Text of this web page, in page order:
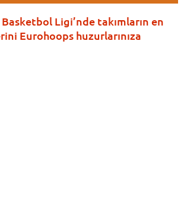
Ligi’nde takımların en
Eurohoops huzurlarınıza